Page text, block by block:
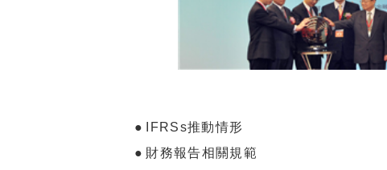
●
IFRSs推動情形
● 財務報告相關規範